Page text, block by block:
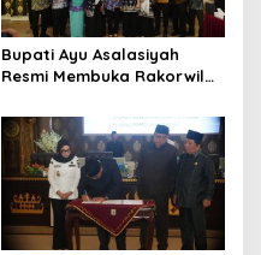
Bupati Ayu Asalasiyah
Resmi Membuka Rakorwil
Lampung